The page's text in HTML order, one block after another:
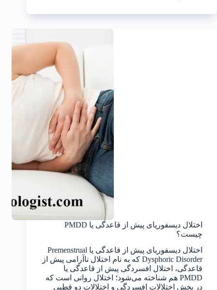
اختلال دیسفوریای پیش از قاعدگی یا PMDD
چیست؟
اختلال دیسفوریای پیش از قاعدگی یا Premenstrual
Dysphoric Disorder که به نام اختلال ناآرامی پیش از
قاعدگی، اختلال افسردگی پیش از قاعدگی یا
PMDD هم شناخته می‌شود؛ اختلال روانی است که
در بخش اختلالات افسردگی و اختلالات دو قطبی